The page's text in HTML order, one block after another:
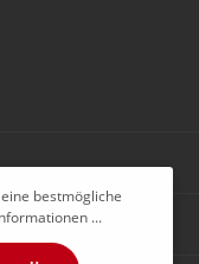
bestmögliche
...